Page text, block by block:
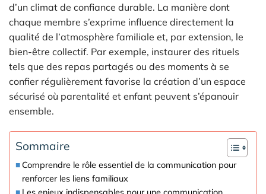
d’un climat de confiance durable. La manière dont
chaque membre s’exprime influence directement la
qualité de l’atmosphère familiale et, par extension, le
bien-être collectif. Par exemple, instaurer des rituels
tels que des repas partagés ou des moments à se
confier régulièrement favorise la création d’un espace
sécurisé où parentalité et enfant peuvent s’épanouir
ensemble.
Sommaire
Comprendre le rôle essentiel de la communication pour
renforcer les liens familiaux